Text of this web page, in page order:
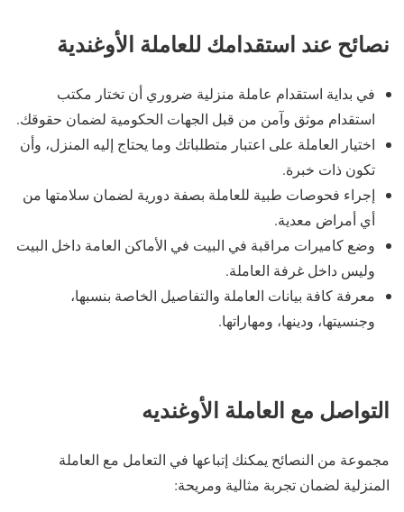
نصائح عند استقدامك للعاملة الأوغندية
في بداية استقدام عاملة منزلية ضروري أن تختار مكتب
استقدام موثق وآمن من قبل الجهات الحكومية لضمان حقوقك.
اختيار العاملة على اعتبار متطلباتك وما يحتاج إليه المنزل، وأن
تكون ذات خبرة.
إجراء فحوصات طبية للعاملة بصفة دورية لضمان سلامتها من
أي أمراض معدية.
وضع كاميرات مراقبة في البيت في الأماكن العامة داخل البيت
وليس داخل غرفة العاملة.
معرفة كافة بيانات العاملة والتفاصيل الخاصة بنسبها،
وجنسيتها، ودينها، ومهاراتها.
التواصل مع العاملة الأوغنديه
مجموعة من النصائح يمكنك إتباعها في التعامل مع العاملة
المنزلية لضمان تجربة مثالية ومريحة: